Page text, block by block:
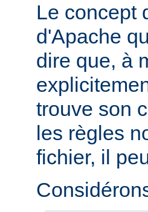
Le concept
d'Apache
dire que, à
trouve son
les règles
fichier, il